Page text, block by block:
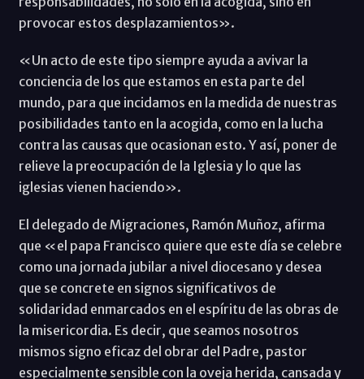
provocar estos desplazamientos».
«Un acto de este tipo siempre ayuda a avivar la
conciencia de los que estamos en esta parte del
mundo, para que incidamos en la medida de nuestras
posibilidades tanto en la acogida, como en la lucha
contra las causas que ocasionan esto. Y así, poner de
relieve la preocupación de la Iglesia y lo que las
iglesias vienen haciendo».
El delegado de Migraciones, Ramón Muñoz, afirma
que «el papa Francisco quiere que este día se celebre
como una jornada jubilar a nivel diocesano y desea
que se concrete en signos significativos de
solidaridad enmarcados en el espíritu de las obras de
la misericordia. Es decir, que seamos nosotros
mismos signo eficaz del obrar del Padre, pastor
especialmente sensible con la oveja herida, cansada y